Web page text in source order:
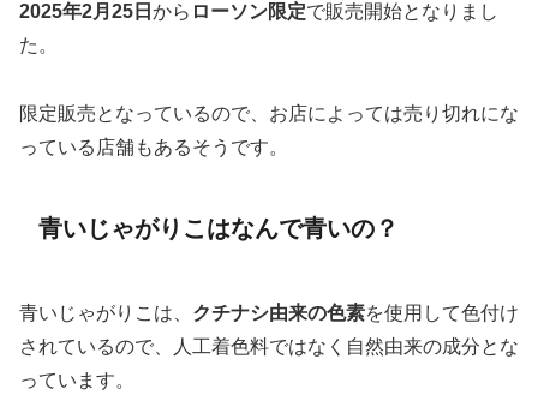
2025年2月25日 から ローソン限定で販売開始となりまし
た。
限定販売となっているので、お店によっては売り切れにな
っている店舗もあるそうです。
青いじゃがりこはなんで青いの？
青いじゃがりこは、 クチナシ由来の色素を使用して色付け
されているので、人工着色料ではなく自然由来の成分とな
っています。